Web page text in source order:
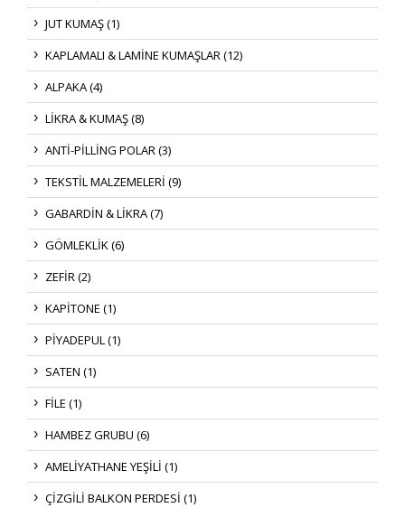
JUT KUMAŞ (1)
KAPLAMALI & LAMİNE KUMAŞLAR (12)
ALPAKA (4)
LİKRA & KUMAŞ (8)
ANTİ-PİLLİNG POLAR (3)
TEKSTİL MALZEMELERİ (9)
GABARDİN & LİKRA (7)
GÖMLEKLİK (6)
ZEFİR (2)
KAPİTONE (1)
PİYADEPUL (1)
SATEN (1)
FİLE (1)
HAMBEZ GRUBU (6)
AMELİYATHANE YEŞİLİ (1)
ÇİZGİLİ BALKON PERDESİ (1)